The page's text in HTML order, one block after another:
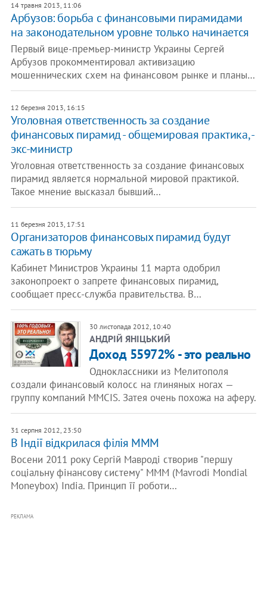
14 травня 2013, 11:06
Арбузов: борьба с финансовыми пирамидами
на законодательном уровне только начинается
Первый вице-премьер-министр Украины Сергей
Арбузов прокомментировал активизацию
мошеннических схем на финансовом рынке и планы…
12 березня 2013, 16:15
Уголовная ответственность за создание
финансовых пирамид - общемировая практика, -
экс-министр
Уголовная ответственность за создание финансовых
пирамид является нормальной мировой практикой.
Такое мнение высказал бывший…
11 березня 2013, 17:51
Организаторов финансовых пирамид будут
сажать в тюрьму
Кабинет Министров Украины 11 марта одобрил
законопроект о запрете финансовых пирамид,
сообщает пресс-служба правительства. В…
30 листопада 2012, 10:40
АНДРІЙ ЯНІЦЬКИЙ
Доход 55972% - это реально
Одноклассники из Мелитополя
создали финансовый колосс на глиняных ногах —
группу компаний MMCIS. Затея очень похожа на аферу.
31 серпня 2012, 23:50
В Індії відкрилася філія МММ
Восени 2011 року Сергій Мавроді створив "першу
соціальну фінансову систему" MMM (Mavrodi Mondial
Moneybox) India. Принцип її роботи…
РЕКЛАМА